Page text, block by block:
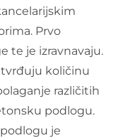
Prvo
te je izravnavaju.
količinu
različitih
podlogu.
je